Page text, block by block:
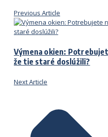
Previous Article
Výmena okien:
že tie staré doslúžili?
Next Article